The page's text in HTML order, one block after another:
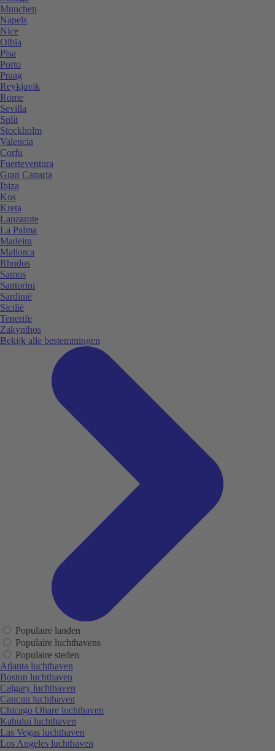
Munchen
Napels
Nice
Olbia
Pisa
Porto
Praag
Reykjavik
Rome
Sevilla
Split
Stockholm
Valencia
Corfu
Fuerteventura
Gran Canaria
Ibiza
Kos
Kreta
Lanzarote
La Palma
Madeira
Mallorca
Rhodos
Samos
Santorini
Sardinië
Sicilië
Tenerife
Zakynthos
Bekijk alle bestemmingen
Populaire landen
Populaire luchthavens
Populaire steden
Atlanta luchthaven
Boston luchthaven
Calgary luchthaven
Cancun luchthaven
Chicago Ohare luchthaven
Kahului luchthaven
Las Vegas luchthaven
Los Angeles luchthaven